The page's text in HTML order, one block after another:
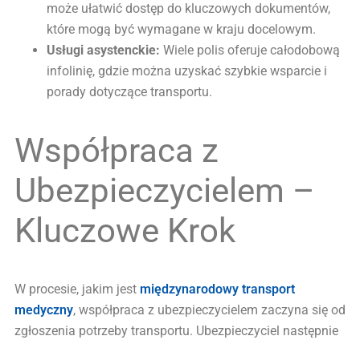
może ułatwić dostęp do kluczowych dokumentów,
które mogą być wymagane w kraju docelowym.
Usługi asystenckie: Wiele polis oferuje całodobową
infolinię, gdzie można uzyskać szybkie wsparcie i
porady dotyczące transportu.
Współpraca z
Ubezpieczycielem –
Kluczowe Krok
W procesie, jakim jest międzynarodowy transport
medyczny, współpraca z ubezpieczycielem zaczyna się od
zgłoszenia potrzeby transportu. Ubezpieczyciel następnie